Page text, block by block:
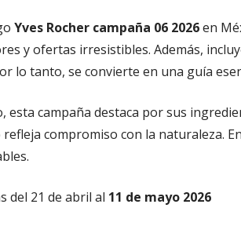
Yves Rocher campaña 06 2026en
y ofertas irresistibles. Además,
lo tanto, se convierte en una guía
esta campaña destaca por sus
compromiso con la naturaleza.
del 21 de abril al 11 de mayo 2026